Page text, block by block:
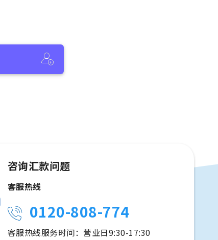
咨询汇款问题
客服热线
0120-808-774
客服热线服务时间：营业日9:30-17:30